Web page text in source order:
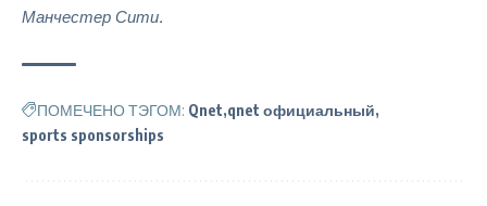
Манчестер Сити.
ПОМЕЧЕНО ТЭГОМ: Qnet qnet официальный
sports sponsorships